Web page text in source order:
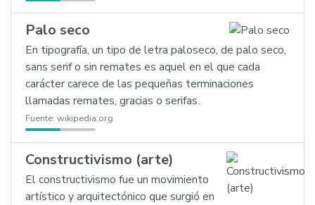
Palo seco
En tipografía, un tipo de letra paloseco, de palo seco,
sans serif o sin remates es aquel en el que cada
carácter carece de las pequeñas terminaciones
llamadas remates, gracias o serifas.
Fuente: wikipedia.org
Constructivismo (arte)
El constructivismo fue un movimiento
artístico y arquitectónico que surgió en